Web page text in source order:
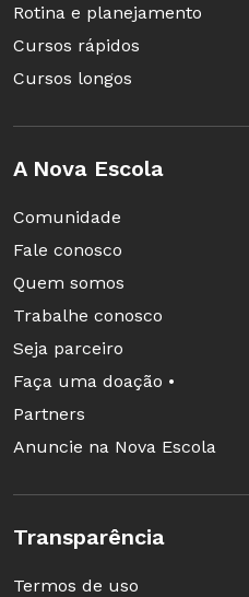
Rotina e planejamento
Cursos rápidos
Cursos longos
A Nova Escola
Comunidade
Fale conosco
Quem somos
Trabalhe conosco
Seja parceiro
Faça uma doação •
Partners
Anuncie na Nova Escola
Transparência
Termos de uso